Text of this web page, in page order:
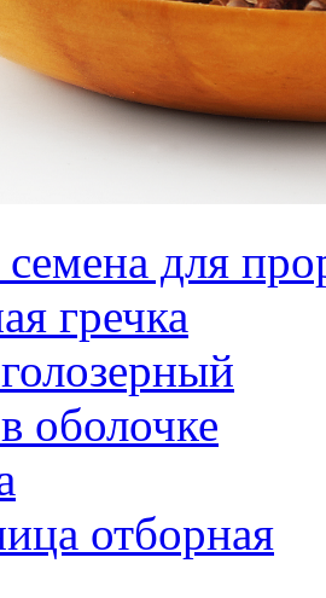
для
гречка
оболочке
отборная